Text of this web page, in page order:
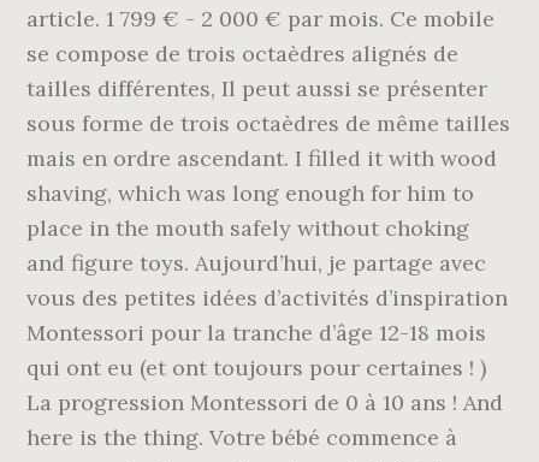
article. 1 799 € - 2 000 € par mois. Ce mobile
se compose de trois octaèdres alignés de
tailles différentes, Il peut aussi se présenter
sous forme de trois octaèdres de même tailles
mais en ordre ascendant. I filled it with wood
shaving, which was long enough for him to
place in the mouth safely without choking
and figure toys. Aujourd’hui, je partage avec
vous des petites idées d’activités d’inspiration
Montessori pour la tranche d’âge 12-18 mois
qui ont eu (et ont toujours pour certaines ! )
La progression Montessori de 0 à 10 ans ! And
here is the thing. Votre bébé commence à